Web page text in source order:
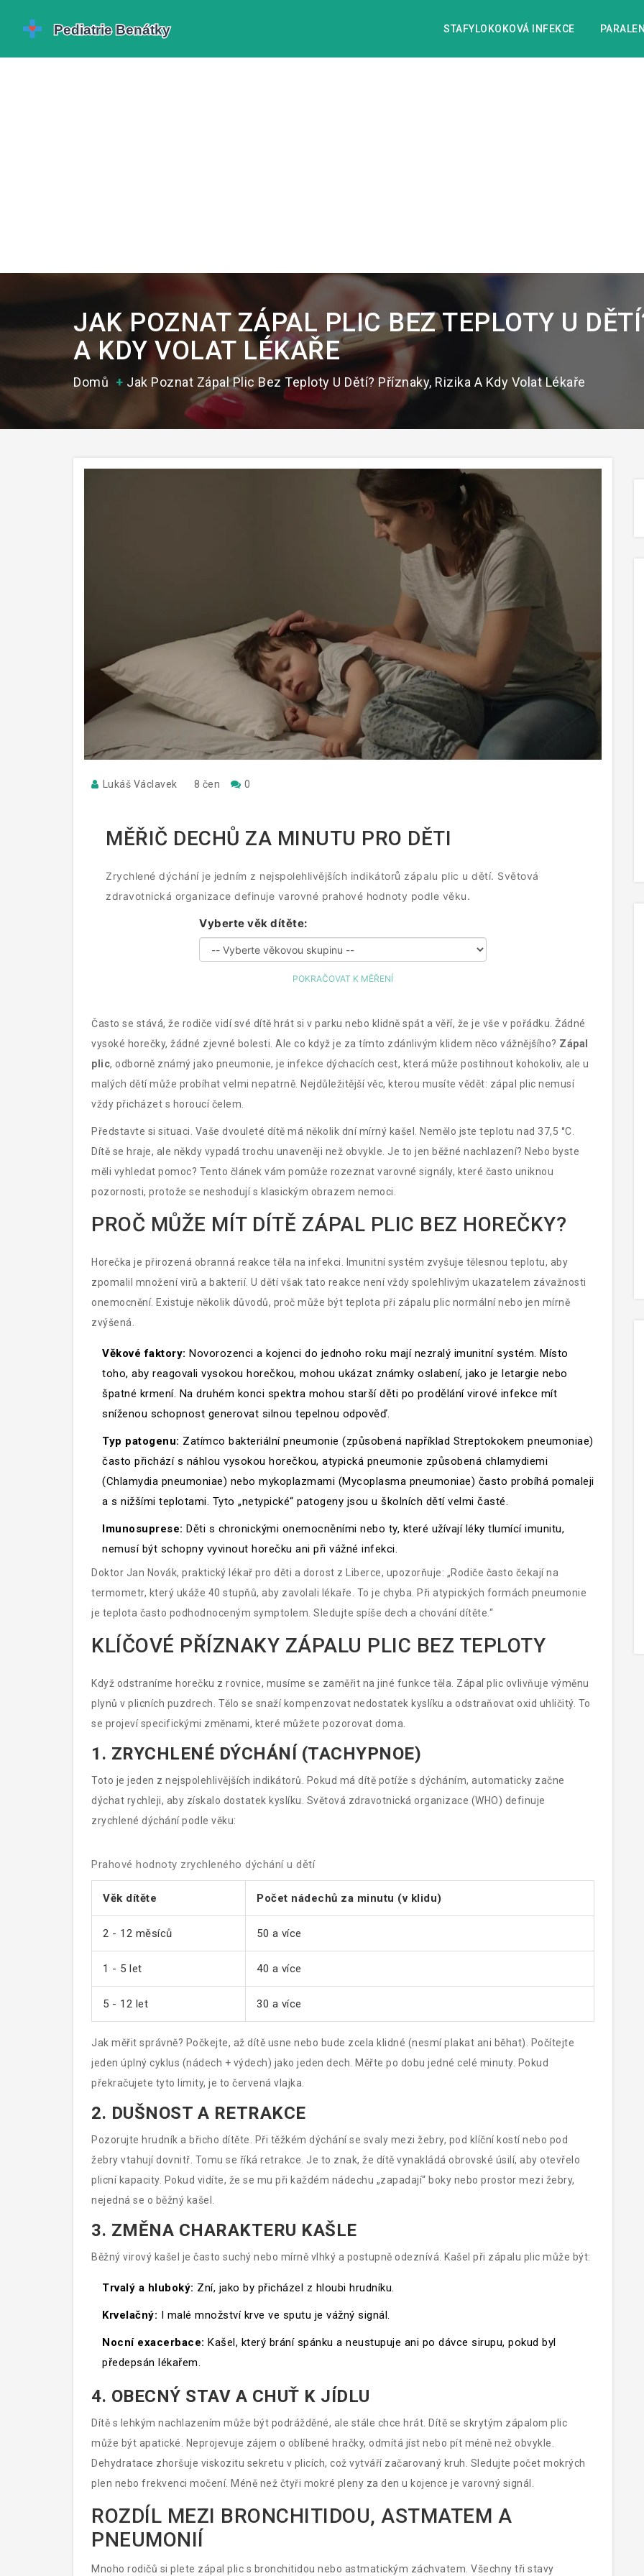
STAFYLOKOKOVÁ INFEKCE
JAK POZNAT ZÁPAL PLIC BEZ TEPLOTY U
A KDY VOLAT LÉKAŘE
Domů Jak Poznat Zápal Plic Bez Teploty U Dětí? Příznaky, Rizika A Kdy Volat Lékaře
Lukáš Václavek 8 čen 0
MĚŘIČ DECHŮ ZA MINUTU PRO DĚTI
Zrychlené dýchání je jedním z nejspolehlivějších indikátorů zápalu plic u dětí. Světová
zdravotnická organizace definuje varovné prahové hodnoty podle věku.
Vyberte věk dítěte:
POKRAČOVAT K MĚŘENÍ
Často se stává, že rodiče vidí své dítě hrát si v parku nebo klidně spát a věří, že je vše v pořádku. Žádné
vysoké horečky, žádné zjevné bolesti. Ale co když je za tímto zdánlivým klidem něco vážnějšího? Zápal
plic, odborně známý jako pneumonie, je infekce dýchacích cest, která může postihnout kohokoliv, ale u
malých dětí může probíhat velmi nepatrně. Nejdůležitější věc, kterou musíte vědět: zápal plic nemusí
vždy přicházet s horoucí čelem.
Představte si situaci. Vaše dvouleté dítě má několik dní mírný kašel. Nemělo jste teplotu nad 37,5 °C.
Dítě se hraje, ale někdy vypadá trochu unaveněji než obvykle. Je to jen běžné nachlazení? Nebo byste
měli vyhledat pomoc? Tento článek vám pomůže rozeznat varovné signály, které často uniknou
pozornosti, protože se neshodují s klasickým obrazem nemoci.
PROČ MŮŽE MÍT DÍTĚ ZÁPAL PLIC BEZ HOREČKY?
Horečka je přirozená obranná reakce těla na infekci. Imunitní systém zvyšuje tělesnou teplotu, aby
zpomalil množení virů a bakterií. U dětí však tato reakce není vždy spolehlivým ukazatelem závažnosti
onemocnění. Existuje několik důvodů, proč může být teplota při zápalu plic normální nebo jen mírně
zvýšená.
Věkové faktory: Novorozenci a kojenci do jednoho roku mají nezralý imunitní systém. Místo
toho, aby reagovali vysokou horečkou, mohou ukázat známky oslabení, jako je letargie nebo
špatné krmení. Na druhém konci spektra mohou starší děti po prodělání virové infekce mít
sníženou schopnost generovat silnou tepelnou odpověď.
Typ patogenu: Zatímco bakteriální pneumonie (způsobená například Streptokokem pneumoniae)
často přichází s náhlou vysokou horečkou, atypická pneumonie způsobená chlamydiemi
(Chlamydia pneumoniae) nebo mykoplazmami (Mycoplasma pneumoniae) často probíhá pomaleji
a s nižšími teplotami. Tyto „netypické“ patogeny jsou u školních dětí velmi časté.
Imunosuprese: Děti s chronickými onemocněními nebo ty, které užívají léky tlumící imunitu,
nemusí být schopny vyvinout horečku ani při vážné infekci.
Doktor Jan Novák, praktický lékař pro děti a dorost z Liberce, upozorňuje: „Rodiče často čekají na
termometr, který ukáže 40 stupňů, aby zavolali lékaře. To je chyba. Při atypických formách pneumonie
je teplota často podhodnoceným symptolem. Sledujte spíše dech a chování dítěte.“
KLÍČOVÉ PŘÍZNAKY ZÁPALU PLIC BEZ TEPLOTY
Když odstraníme horečku z rovnice, musíme se zaměřit na jiné funkce těla. Zápal plic ovlivňuje výměnu
plynů v plicních puzdrech. Tělo se snaží kompenzovat nedostatek kyslíku a odstraňovat oxid uhličitý. To
se projeví specifickými změnami, které můžete pozorovat doma.
1. ZRYCHLENÉ DÝCHÁNÍ (TACHYPNOE)
Toto je jeden z nejspolehlivějších indikátorů. Pokud má dítě potíže s dýcháním, automaticky začne
dýchat rychleji, aby získalo dostatek kyslíku. Světová zdravotnická organizace (WHO) definuje
zrychlené dýchání podle věku:
Prahové hodnoty zrychleného dýchání u dětí
Věk dítěte Počet nádechů za minutu (v klidu)
2 - 12 měsíců 50 a více
1 - 5 let 40 a více
5 - 12 let 30 a více
Jak měřit správně? Počkejte, až dítě usne nebo bude zcela klidné (nesmí plakat ani běhat). Počítejte
jeden úplný cyklus (nádech + výdech) jako jeden dech. Měřte po dobu jedné celé minuty. Pokud
překračujete tyto limity, je to červená vlajka.
2. DUŠNOST A RETRAKCE
Pozorujte hrudník a břicho dítěte. Při těžkém dýchání se svaly mezi žebry, pod klíční kostí nebo pod
žebry vtahují dovnitř. Tomu se říká retrakce. Je to znak, že dítě vynakládá obrovské úsilí, aby otevřelo
plicní kapacity. Pokud vidíte, že se mu při každém nádechu „zapadají“ boky nebo prostor mezi žebry,
nejedná se o běžný kašel.
3. ZMĚNA CHARAKTERU KAŠLE
Běžný virový kašel je často suchý nebo mírně vlhký a postupně odeznívá. Kašel při zápalu plic může být:
Trvalý a hluboký: Zní, jako by přicházel z hloubi hrudníku.
Krvelačný: I malé množství krve ve sputu je vážný signál.
Nocní exacerbace: Kašel, který brání spánku a neustupuje ani po dávce sirupu, pokud byl
předepsán lékařem.
4. OBECNÝ STAV A CHUŤ K JÍDLU
Dítě s lehkým nachlazením může být podrážděné, ale stále chce hrát. Dítě se skrytým zápalom plic
může být apatické. Neprojevuje zájem o oblíbené hračky, odmítá jíst nebo pít méně než obvykle.
Dehydratace zhoršuje viskozitu sekretu v plicích, což vytváří začarovaný kruh. Sledujte počet mokrých
plen nebo frekvenci močení. Méně než čtyři mokré pleny za den u kojence je varovný signál.
ROZDÍL MEZI BRONCHITIDOU, ASTMATEM A
PNEUMONIÍ
Mnoho rodičů si plete zápal plic s bronchitidou nebo astmatickým záchvatem. Všechny tři stavy